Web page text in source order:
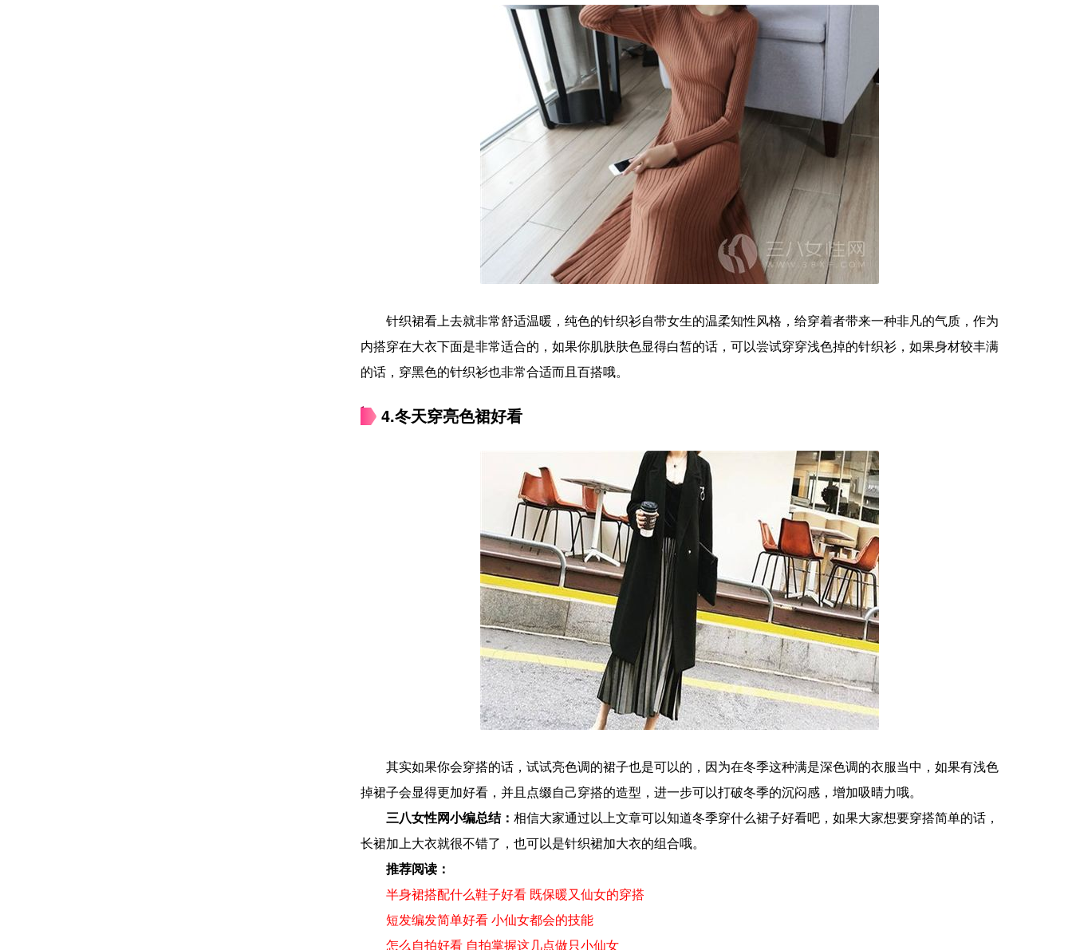
针织裙看上去就非常舒适温暖，纯色的针织衫自带女生的温柔知性风格，给穿着者带来一种非凡的气质，作为
内搭穿在大衣下面是非常适合的，如果你肌肤肤色显得白皙的话，可以尝试穿穿浅色掉的针织衫，如果身材较丰满
的话，穿黑色的针织衫也非常合适而且百搭哦。
4.冬天穿亮色裙好看
其实如果你会穿搭的话，试试亮色调的裙子也是可以的，因为在冬季这种满是深色调的衣服当中，如果有浅色
掉裙子会显得更加好看，并且点缀自己穿搭的造型，进一步可以打破冬季的沉闷感，增加吸晴力哦。
三八女性网小编总结： 相信大家通过以上文章可以知道冬季穿什么裙子好看吧，如果大家想要穿搭简单的话，
长裙加上大衣就很不错了，也可以是针织裙加大衣的组合哦。
推荐阅读：
半身裙搭配什么鞋子好看 既保暖又仙女的穿搭
短发编发简单好看 小仙女都会的技能
怎么自拍好看 自拍掌握这几点做只小仙女